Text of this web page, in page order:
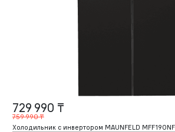
729 990 ₸
759 990 ₸
Холодильник с инвертором MAUNFELD